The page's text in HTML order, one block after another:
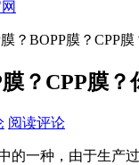
？BOPP膜？CPP
？CPP膜？
阅读评论
的一种，由于生产